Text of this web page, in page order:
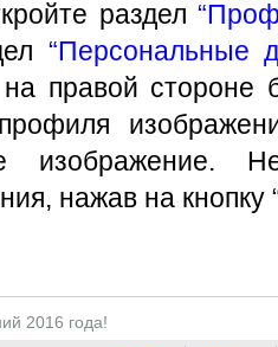
раздел
“Персональные
правой стороне
профиля
изображение.
нажав на кнопку
2016 года!